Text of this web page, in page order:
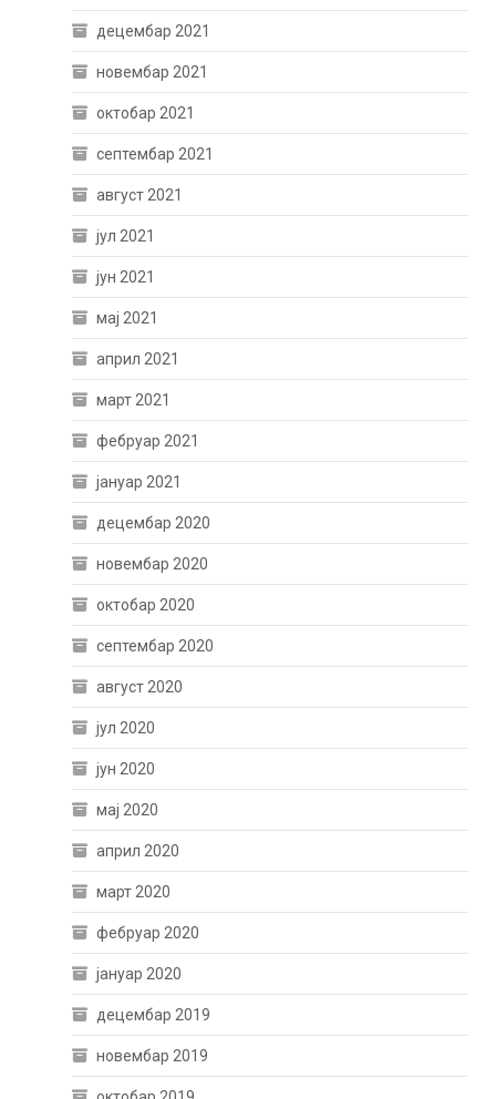
децембар 2021
новембар 2021
октобар 2021
септембар 2021
август 2021
јул 2021
јун 2021
мај 2021
април 2021
март 2021
фебруар 2021
јануар 2021
децембар 2020
новембар 2020
октобар 2020
септембар 2020
август 2020
јул 2020
јун 2020
мај 2020
април 2020
март 2020
фебруар 2020
јануар 2020
децембар 2019
новембар 2019